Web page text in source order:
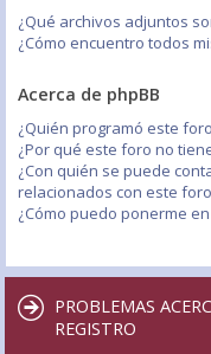
¿Qué archivos adjuntos
¿Cómo encuentro todos
Acerca de phpBB
¿Quién programó este
¿Por qué este foro no
¿Con quién se puede
relacionados con este
¿Cómo puedo ponerme
PROBLEMAS
REGISTRO